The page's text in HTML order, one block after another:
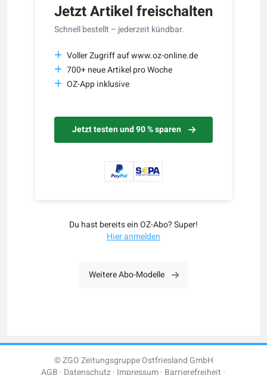
Jetzt Artikel freischalten
Schnell bestellt – jederzeit kündbar.
Voller Zugriff auf www.oz-online.de
700+ neue Artikel pro Woche
OZ-App inklusive
Jetzt testen und 90 % sparen
Du hast bereits ein OZ-Abo? Super!
Hier anmelden
Weitere Abo-Modelle
© ZGO Zeitungsgruppe Ostfriesland GmbH
AGB Datenschutz Impressum Barrierefreiheit